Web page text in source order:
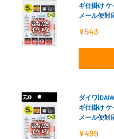
ギ仕掛け ケ
メール便対
販
価
¥543
ダイワ
ギ仕掛け ケ
メール便対
販
¥499